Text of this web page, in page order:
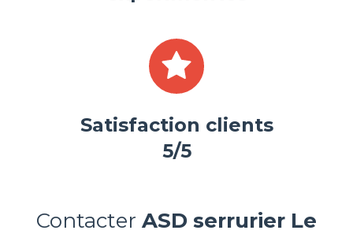
Satisfaction clients
5/5
Contacter ASD serrurier Le